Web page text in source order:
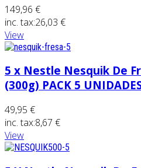
149,96 €
inc. tax:26,03 €
View
5 x Nestle Nesquik De
(300g) PACK 5
49,95 €
inc. tax:8,67 €
View